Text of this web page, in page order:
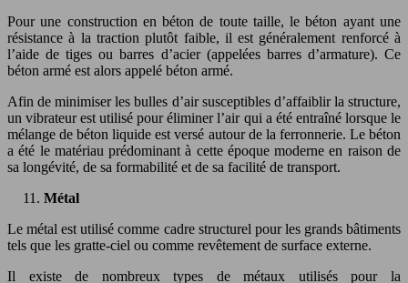
Pour une construction en béton de toute taille, le béton ayant une
résistance à la traction plutôt faible, il est généralement renforcé à
l’aide de tiges ou barres d’acier (appelées barres d’armature). Ce
béton armé est alors appelé béton armé.
Afin de minimiser les bulles d’air susceptibles d’affaiblir la structure,
un vibrateur est utilisé pour éliminer l’air qui a été entraîné lorsque le
mélange de béton liquide est versé autour de la ferronnerie. Le béton
a été le matériau prédominant à cette époque moderne en raison de
sa longévité, de sa formabilité et de sa facilité de transport.
Métal
Le métal est utilisé comme cadre structurel pour les grands bâtiments
tels que les gratte-ciel ou comme revêtement de surface externe.
Il existe de nombreux types de métaux utilisés pour la